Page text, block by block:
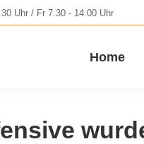
Uhr / Fr 7.30 - 14.00 Uhr
Home